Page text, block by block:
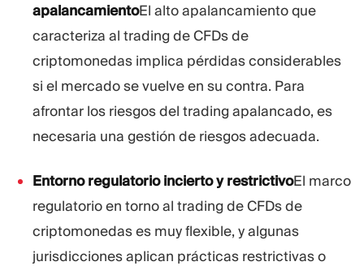
apalancamientoEl alto apalancamiento que
caracteriza al trading de CFDs de
criptomonedas implica pérdidas considerables
si el mercado se vuelve en su contra. Para
afrontar los riesgos del trading apalancado, es
necesaria una gestión de riesgos adecuada.
Entorno regulatorio incierto y restrictivoEl marco
regulatorio en torno al trading de CFDs de
criptomonedas es muy flexible, y algunas
jurisdicciones aplican prácticas restrictivas o